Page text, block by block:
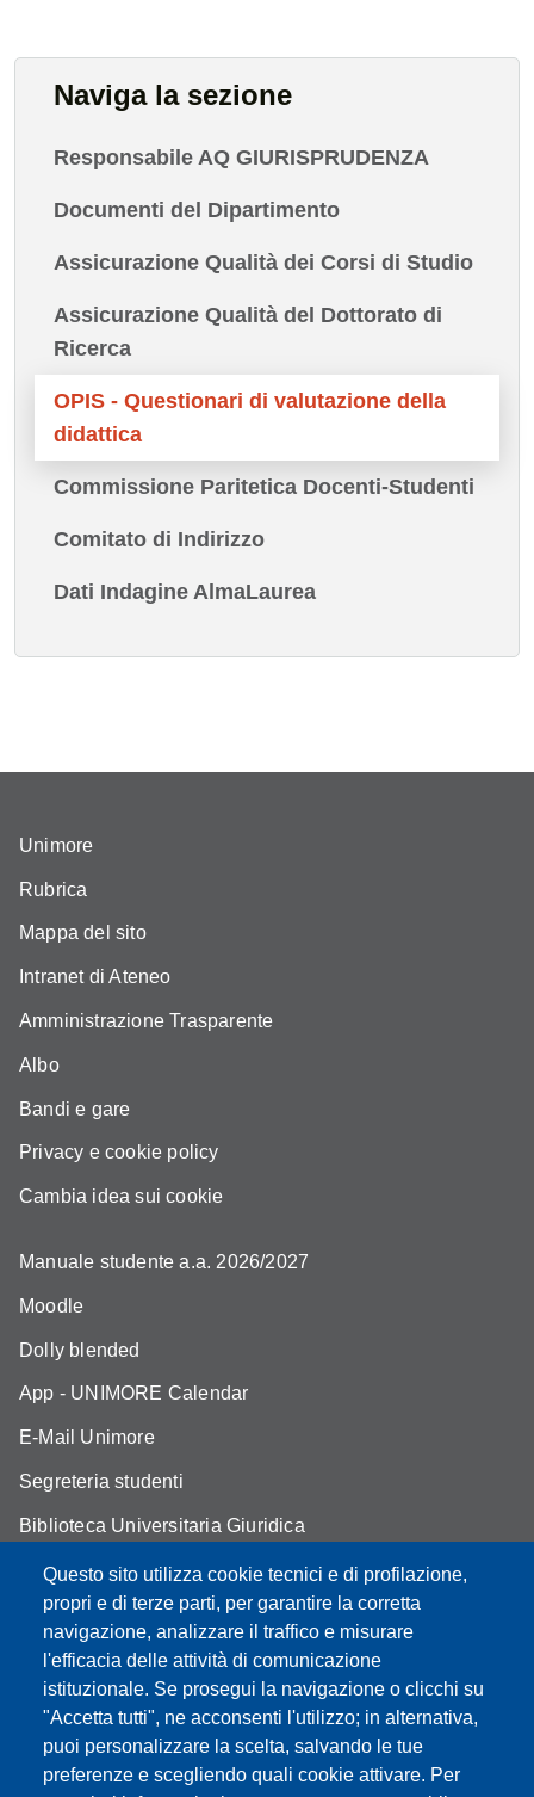
Naviga la sezione
Responsabile AQ GIURISPRUDENZA
Documenti del Dipartimento
Assicurazione Qualità dei Corsi di Studio
Assicurazione Qualità del Dottorato di
Ricerca
OPIS - Questionari di valutazione della
didattica
Commissione Paritetica Docenti-Studenti
Comitato di Indirizzo
Dati Indagine AlmaLaurea
Questo sito utilizza cookie tecnici e di profilazione,
propri e di terze parti, per garantire la corretta
navigazione, analizzare il traffico e misurare
l'efficacia delle attività di comunicazione
istituzionale. Se prosegui la navigazione o clicchi su
"Accetta tutti", ne acconsenti l'utilizzo; in alternativa,
puoi personalizzare la scelta, salvando le tue
preferenze e scegliendo quali cookie attivare. Per
Unimore
Rubrica
Mappa del sito
Intranet di Ateneo
Amministrazione Trasparente
Albo
Bandi e gare
Privacy e cookie policy
Cambia idea sui cookie
Manuale studente a.a. 2026/2027
Moodle
Dolly blended
App - UNIMORE Calendar
E-Mail Unimore
Segreteria studenti
Biblioteca Universitaria Giuridica
Assicurazione qualità
Contatti
Partita IVA: 00427620364
Dipartimento di Giurisprudenza